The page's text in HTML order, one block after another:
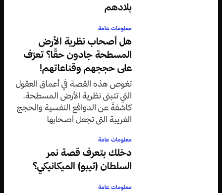
بلادهم
معلومات عامة
هل أصحاب نظرية الأرض
المسطحة جادون حقًا؟ تعرّف
على حججهم وقناعاتهم!
تغوص هذه القصة في أعماق العقول
التي تتبنى نظرية الأرض المسطحة،
كاشفةً عن الدوافع النفسية والحجج
الغريبة التي تجعل أصحابها
العلمية الدامغة.
معلومات عامة
دخلك بتعرف قصة نمر
السلطان (تيبو) الميكانيكي؟
معلومات عامة